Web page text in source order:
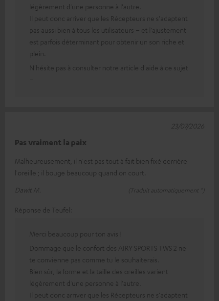
légèrement d'une personne à l'autre.
Il peut donc arriver que les Récepteurs ne s'adaptent
pas aussi bien à tous les utilisateurs – et l'ajustement
est parfois déterminant pour obtenir un son riche et
plein.
N'hésite pas à consulter notre article d'aide à ce sujet
–
Pas vraiment la paix
Malheureusement, il n'est pas tout à fait bien fixé derrière
l'oreille ; il bouge beaucoup quand on court.
Dawit M.
(Traduit automatiquement *)
23/07/2026
Réponse de Teufel:
Merci beaucoup pour ton avis !
Dommage que le confort des AIRY SPORTS TWS 2 ne
te convienne pas comme tu le souhaiterais.
Bien sûr, la forme et la taille des oreilles varient
légèrement d'une personne à l'autre.
Il peut donc arriver que les Récepteurs ne s'adaptent